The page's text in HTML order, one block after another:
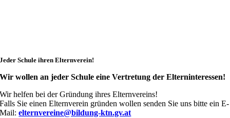
Jeder Schule ihren Elternverein!
Wir wollen an jeder Schule eine Vertretung der Elterninteressen!
Wir helfen bei der Gründung ihres Elternvereins!
Falls Sie einen Elternverein gründen wollen senden Sie uns bitte ein E-
Mail:elternvereine@bildung-ktn.gv.at